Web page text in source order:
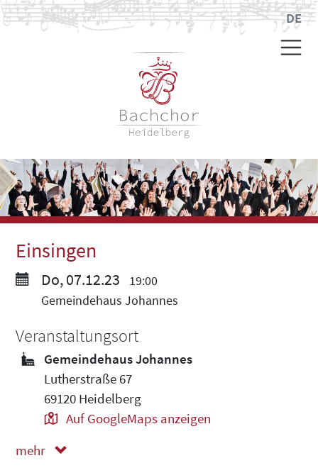
DE
Einsingen
Do, 07.12.23
19:00
Gemeindehaus Johannes
Veranstaltungsort
Gemeindehaus Johannes
Lutherstraße 67
69120 Heidelberg
Auf GoogleMaps anzeigen
mehr